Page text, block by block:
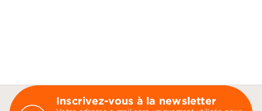
Inscrivez-vous à la newsletter